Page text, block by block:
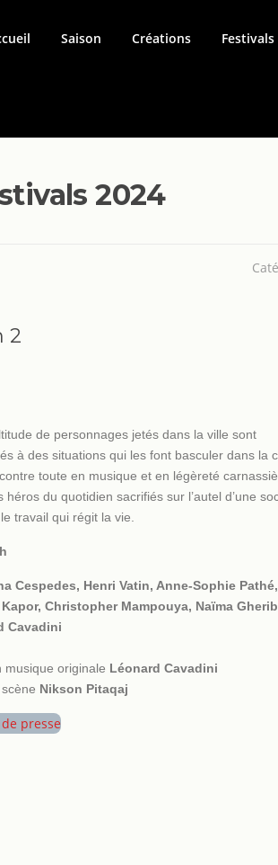
Saison Créations Festivals
2024
2
de personnages jetés dans la ville sont
à des situations qui les font basculer dans la
toute en musique et en légèreté
héros du quotidien sacrifiés sur l’autel d’une
travail qui régit la vie.
Cespedes, Henri Vatin, Anne-Sophie Pathé,
Christopher Mampouya, Naïma
Cavadini
musique originale Léonard Cavadini
Nikson Pitaqaj
presse